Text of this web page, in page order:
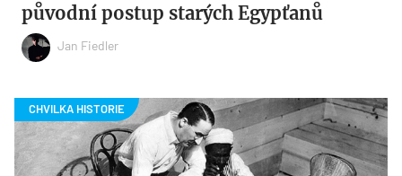
původní postup starých Egypťanů
Jan Fiedler